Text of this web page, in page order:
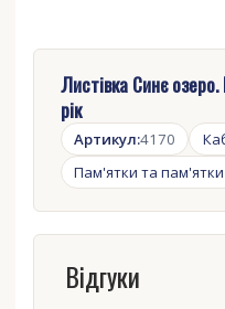
Листівка Синє
рік
Артикул:4170
Пам'ятки та пам'ятки
Відгуки